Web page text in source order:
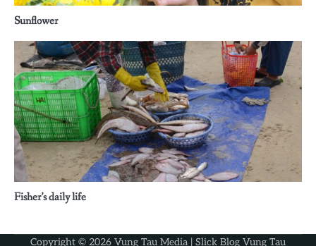
Sunflower
Fisher’s daily life
Copyright © 2026 Vung Tau Media | Slick Blog Vung Tau